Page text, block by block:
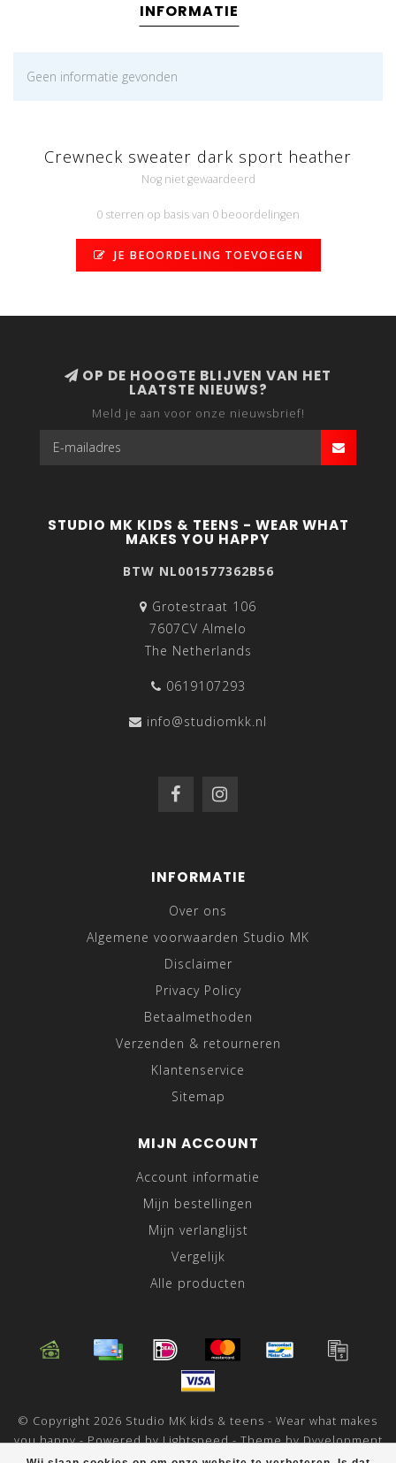
INFORMATIE
Geen informatie gevonden
Crewneck sweater dark sport heather
Nog niet gewaardeerd
0 sterren op basis van 0 beoordelingen
JE BEOORDELING TOEVOEGEN
OP DE HOOGTE BLIJVEN VAN HET
LAATSTE NIEUWS?
Meld je aan voor onze nieuwsbrief!
STUDIO MK KIDS & TEENS - WEAR WHAT
MAKES YOU HAPPY
BTW NL001577362B56
Grotestraat 106
7607CV Almelo
The Netherlands
0619107293
info@studiomkk.nl
INFORMATIE
Over ons
Algemene voorwaarden Studio MK
Disclaimer
Privacy Policy
Betaalmethoden
Verzenden & retourneren
Klantenservice
Sitemap
MIJN ACCOUNT
Account informatie
Mijn bestellingen
Mijn verlanglijst
Vergelijk
Alle producten
© Copyright 2026 Studio MK kids & teens - Wear what makes
you happy - Powered byLightspeed- Theme byDyvelopment